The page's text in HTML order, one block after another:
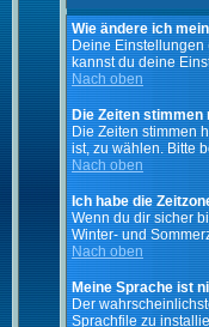
Wie ändere ich
Deine
kannst du deine
Nach oben
Die Zeiten stimmen
Die Zeiten stimmen
ist, zu wählen. Bitte
Nach oben
Ich habe die
Wenn du dir sicher
Winter- und
Nach oben
Meine Sprache ist
Der
Sprachfile zu